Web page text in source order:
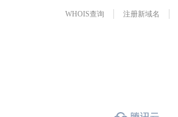
WHOIS查询 注册新域名